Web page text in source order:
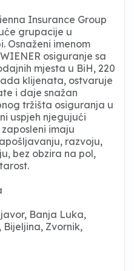
Insurance Group
grupacije u
Osnaženi imenom
osiguranje sa
mjesta u BiH, 220
klijenata, ostvaruje
i daje snažan
tržišta osiguranja u
uspjeh njegujući
imaju
razvoju,
bez obzira na pol,
Banja Luka,
Zvornik,